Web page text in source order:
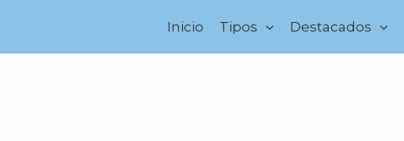
Inicio Tipos Destacados